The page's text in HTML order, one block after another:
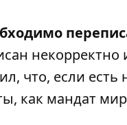
что, если
как мандат